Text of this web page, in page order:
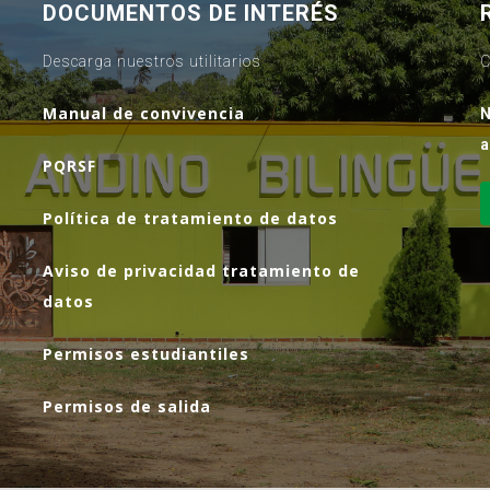
DOCUMENTOS DE INTERÉS
Descarga nuestros utilitarios
Manual de convivencia
PQRSF
Política de tratamiento de datos
Aviso de privacidad tratamiento de
datos
Permisos estudiantiles
Permisos de salida